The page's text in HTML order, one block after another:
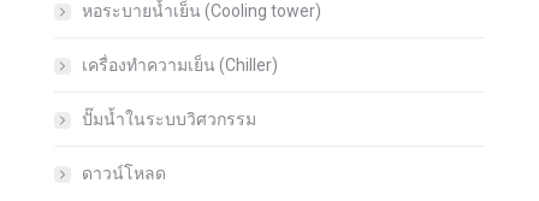
หอระบายน้ำเย็น (Cooling tower)
เครื่องทำความเย็น (Chiller)
ปั๊มน้ำในระบบวิศวกรรม
ดาวน์โหลด